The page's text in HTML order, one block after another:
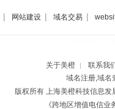
| 网站建设 | 域名交易 |
关于美橙
联系我
域名注册,域名
版权所有 上海美橙科技信息
《跨地区增值电信